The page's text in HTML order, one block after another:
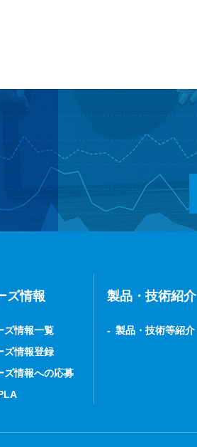
ズ情報
ズ情報一覧
ズ情報登録
ズ情報への応募
製品・技術紹介
製品・技術等紹介